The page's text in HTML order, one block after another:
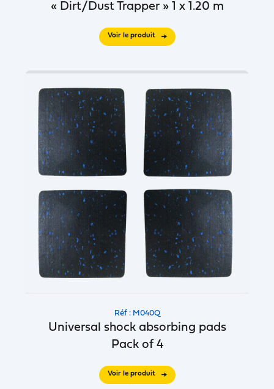
« Dirt/Dust Trapper » 1 x 1.20 m
Voir le produit
Réf : M040Q
Universal shock absorbing pads
Pack of 4
Voir le produit